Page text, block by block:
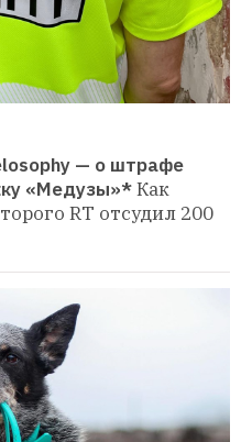
— о штрафе
«Медузы»*Как
RT отсудил 200